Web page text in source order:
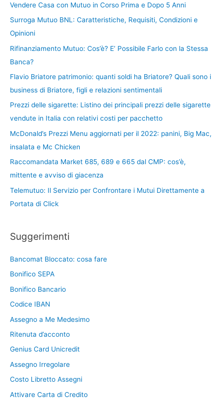
Vendere Casa con Mutuo in Corso Prima e Dopo 5 Anni
Surroga Mutuo BNL: Caratteristiche, Requisiti, Condizioni e
Opinioni
Rifinanziamento Mutuo: Cos’è? E’ Possibile Farlo con la Stessa
Banca?
Flavio Briatore patrimonio: quanti soldi ha Briatore? Quali sono i
business di Briatore, figli e relazioni sentimentali
Prezzi delle sigarette: Listino dei principali prezzi delle sigarette
vendute in Italia con relativi costi per pacchetto
McDonald’s Prezzi Menu aggiornati per il 2022: panini, Big Mac,
insalata e Mc Chicken
Raccomandata Market 685, 689 e 665 dal CMP: cos’è,
mittente e avviso di giacenza
Telemutuo: Il Servizio per Confrontare i Mutui Direttamente a
Portata di Click
Suggerimenti
Bancomat Bloccato: cosa fare
Bonifico SEPA
Bonifico Bancario
Codice IBAN
Assegno a Me Medesimo
Ritenuta d’acconto
Genius Card Unicredit
Assegno Irregolare
Costo Libretto Assegni
Attivare Carta di Credito